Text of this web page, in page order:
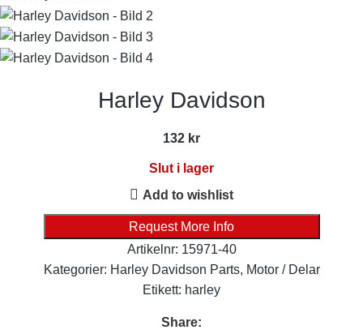
Harley Davidson
132 kr
Slut i lager
Add to wishlist
Request More Info
Artikelnr: 15971-40
Kategorier: Harley Davidson Parts, Motor / Delar
Etikett: harley
Share: